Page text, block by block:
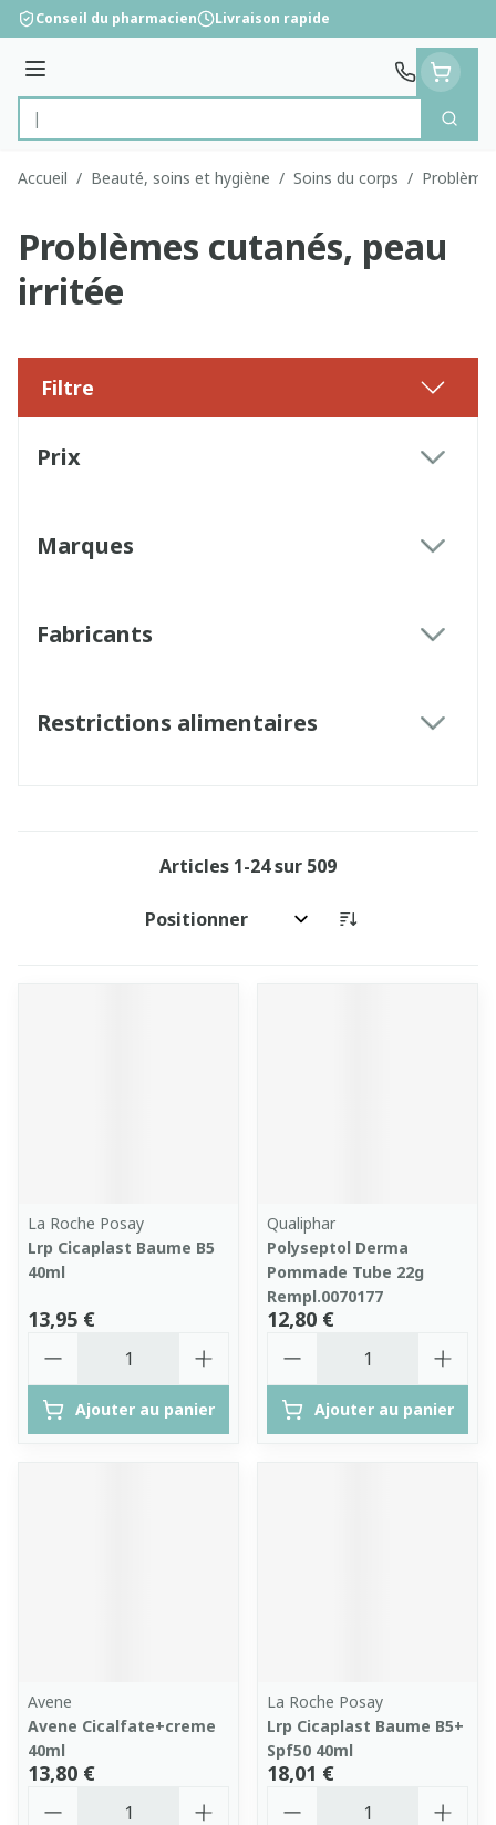
Aller au contenu
Conseil du pharmacien Livraison rapide
Menu
Rechercher
Accueil / Beauté, soins et hygiène / Soins du corps /
Problèmes cutanés, peau
irritée
Filtre
Prix
Marques
Fabricants
Restrictions alimentaires
Articles 1-24sur 509
Trier par:
La Roche Posay
Lrp Cicaplast Baume B5
40ml
13,95 €
Ajouter au panier
Qualiphar
Polyseptol Derma
Pommade Tube 22g
Rempl.0070177
12,80 €
Ajouter au panier
Avene
Avene Cicalfate+creme
40ml
13,80 €
La Roche Posay
Lrp Cicaplast Baume B5+
Spf50 40ml
18,01 €